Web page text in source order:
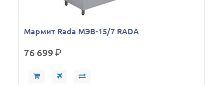
Мармит Rada МЭВ-15/7 RADA
76 699р.